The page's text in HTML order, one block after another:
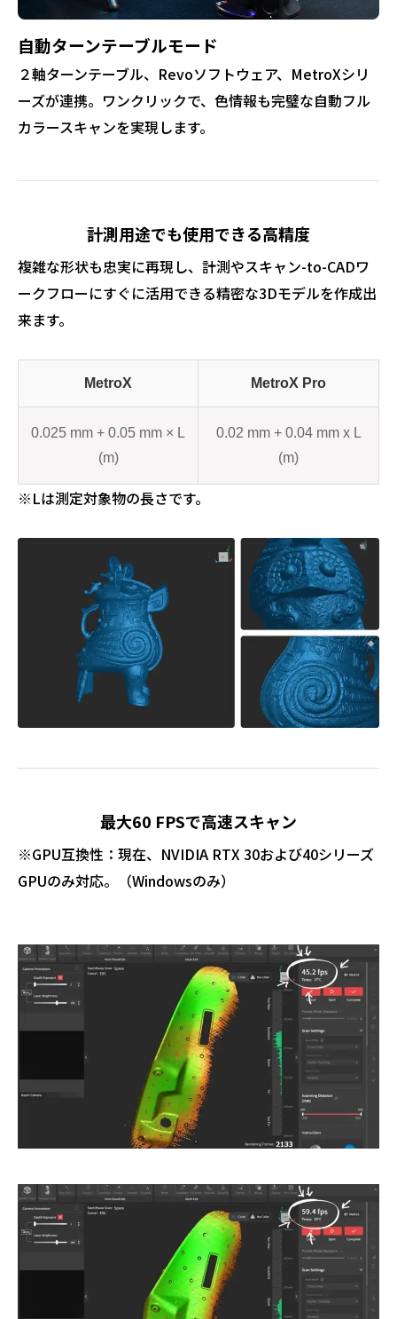
自動ターンテーブルモード
２軸ターンテーブル、Revoソフトウェア、MetroXシリ
ーズが連携。ワンクリックで、色情報も完璧な自動フル
カラースキャンを実現します。
計測用途でも使用できる高精度
複雑な形状も忠実に再現し、計測やスキャン-to-CADワ
ークフローにすぐに活用できる精密な3Dモデルを作成出
来ます。
MetroX MetroX Pro
0.025 mm + 0.05 mm × L
(m)
0.02 mm + 0.04 mm x L
(m)
※Lは測定対象物の長さです。
最大60 FPSで高速スキャン
※GPU互換性：現在、NVIDIA RTX 30および40シリーズ
GPUのみ対応。（Windowsのみ）